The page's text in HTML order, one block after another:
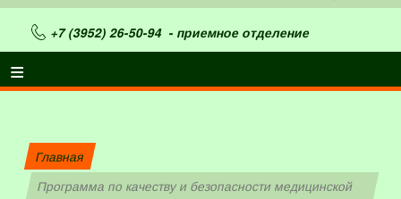
+7 (3952) 26-50-94- приемное отделение
Главная
Программа по качеству и безопасности медицинской